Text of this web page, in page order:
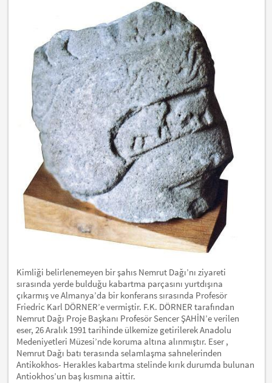
Kimliği belirlenemeyen bir şahıs Nemrut Dağı’nı ziyareti
sırasında yerde bulduğu kabartma parçasını yurtdışına
çıkarmış ve Almanya’da bir konferans sırasında Profesör
Friedric Karl DÖRNER’e vermiştir. F.K. DÖRNER tarafından
Nemrut Dağı Proje Başkanı Profesör Sencer ŞAHİN’e verilen
eser, 26 Aralık 1991 tarihinde ülkemize getirilerek Anadolu
Medeniyetleri Müzesi’nde koruma altına alınmıştır. Eser ,
Nemrut Dağı batı terasında selamlaşma sahnelerinden
Antikokhos- Herakles kabartma stelinde kırık durumda bulunan
Antiokhos’un baş kısmına aittir.